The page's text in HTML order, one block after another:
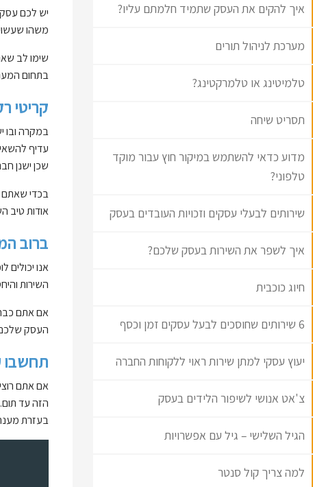
איך להקים את העסק שתמיד חלמתם עליו?
מערכת לניהול תורים
טלמיטינג או טלמרקטינג?
תסריט שיחה
מדוע כדאי להשתמש במיקור חוץ עבור מוקד
טלפוני?
שירותים לבעלי עסקים וזכויות העובדים בעסק
איך לשפר את השירות בעסק שלכם?
חיוג כוכבית
6 שירותים שחוסכים לבעל עסקים זמן וכסף
יעוץ עסקי למתן שירות ראוי ללקוחות החברה
צ'אט אנושי לשיפור הלידים בעסק
הגיל השלישי – גיל עם אפשרויות
למה צריך קול סנטר
יש לכם
משהו
שימו לב
בתחום
קריטי
במקרה ובו
עדיף
שכן ישנן
בכדי שאתם
אודות טיב
ברוב
אנו
השירות
אם אתם
העסק
תחשבו
אם אתם
הזה עד
בעזרת